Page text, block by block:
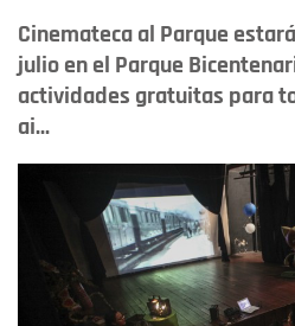
Cinemateca al Parque
julio en el Parque
actividades gratuitas para
ai...